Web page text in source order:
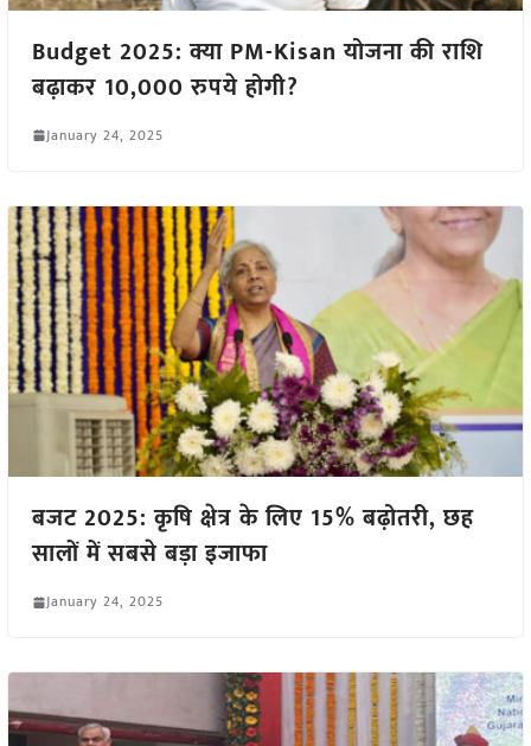
Budget 2025: क्या PM-Kisan योजना की राशि
बढ़ाकर 10,000 रुपये होगी?
January 24, 2025
बजट 2025: कृषि क्षेत्र के लिए 15% बढ़ोतरी, छह
सालों में सबसे बड़ा इजाफा
January 24, 2025